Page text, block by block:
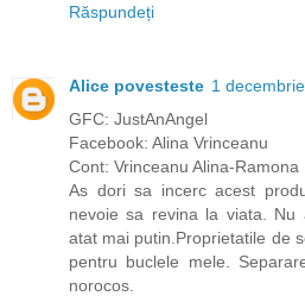
Răspundeți
Alice povesteste 1
GFC: JustAnAngel
Facebook: Alina Vrinceanu
Cont: Vrinceanu Alina-Ramona
As dori sa incerc acest
nevoie sa revina la viata.
atat mai putin.Proprietatile de
pentru buclele mele.
norocos.